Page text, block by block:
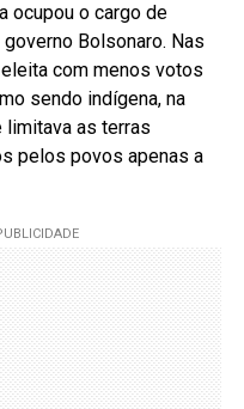
ocupou o cargo de
Bolsonaro. Nas
com menos votos
sendo indígena, na
limitava as terras
pelos povos apenas a